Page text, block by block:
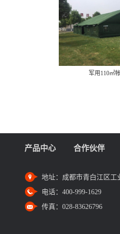
军用110㎡
产品中心 合作伙伴
地址： 成都市青白江区工
电话： 400-999-1629
传真： 028-83626796